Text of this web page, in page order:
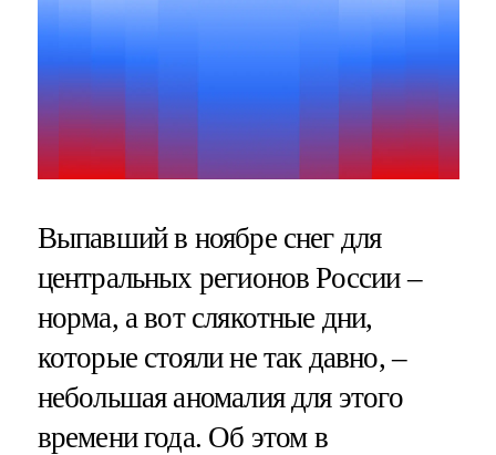
Выпавший в ноябре снег для
центральных регионов России –
норма, а вот слякотные дни,
которые стояли не так давно, –
небольшая аномалия для этого
времени года. Об этом в